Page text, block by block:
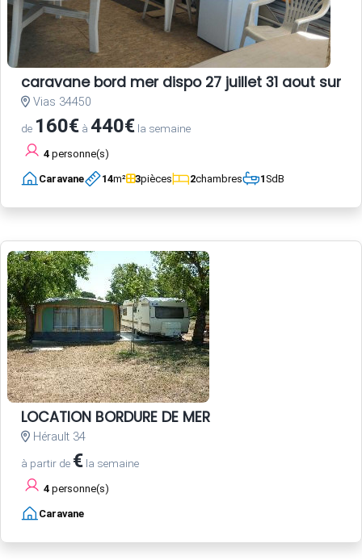
caravane bord mer dispo 27 juillet 31 aout sur
Vias 34450
de 160€ à 440€ la semaine
4 personne(s)
Caravane 14m² 3pièces 2chambres 1SdB
LOCATION BORDURE DE MER
Hérault 34
à partir de € la semaine
4 personne(s)
Caravane